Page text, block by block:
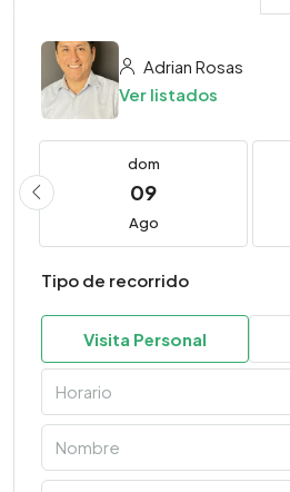
Adrian Rosas
Ver listados
dom
09
Ago
Tipo de recorrido
Visita Personal
Horario